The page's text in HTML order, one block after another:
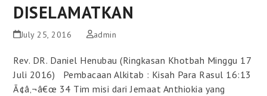
DISELAMATKAN
July 25, 2016 admin
Rev. DR. Daniel Henubau (Ringkasan Khotbah Minggu 17
Juli 2016) Pembacaan Alkitab : Kisah Para Rasul 16:13
Ã¢â‚¬â€œ 34 Tim misi dari Jemaat Anthiokia yang